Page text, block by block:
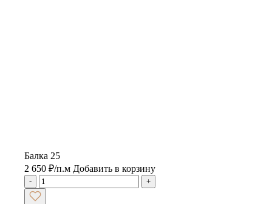
Балка 25
2 650 ₽/п.м Добавить в корзину
- +